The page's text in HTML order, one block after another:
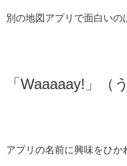
別の地図アプリで面白いの
「Waaaaay!」（
アプリの名前に興味をひか